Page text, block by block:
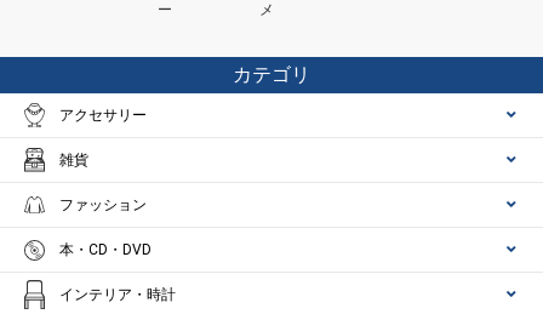
ー
メ
カテゴリ
アクセサリー
雑貨
ファッション
本・CD・DVD
インテリア・時計